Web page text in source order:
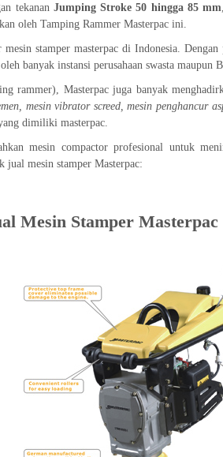
tekanan Jumping Stroke 50 hingga 85 mm
oleh Tamping Rammer Masterpac ini.
stamper masterpac di Indonesia.
oleh banyak instansi perusahaan swasta maupun
rammer), Masterpac juga banyak
mesin vibrator screed, mesin penghancur
dimiliki masterpac.
mesin compactor profesional untuk
jual mesin stamper Masterpac:
Mesin Stamper Masterpac